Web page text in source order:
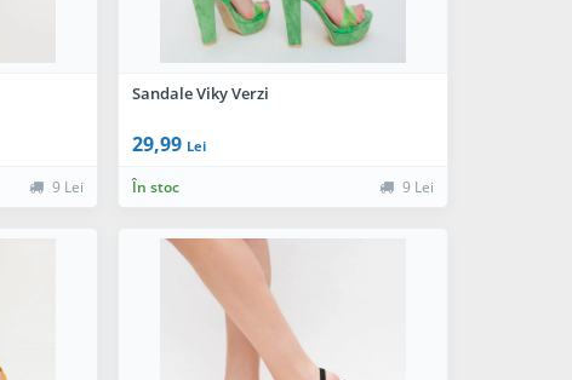
9 Lei
Sandale Viky Verzi
29,99 Lei
În stoc 9 Lei